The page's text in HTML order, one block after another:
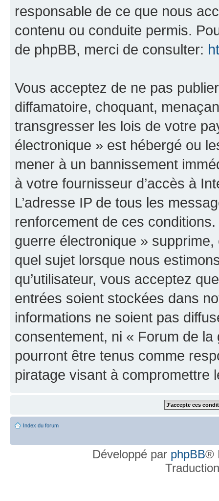
responsable de ce que nous
contenu ou conduite permis.
de phpBB, merci de consulter:
Vous acceptez de ne pas
diffamatoire, choquant,
transgresser les lois de votre
électronique » est hébergé ou
mener à un bannissement
à votre fournisseur d’accès à
L’adresse IP de tous les
renforcement de ces
guerre électronique »
quel sujet lorsque nous
qu’utilisateur, vous acceptez
entrées soient stockées dans
informations ne soient pas
consentement, ni « Forum de
pourront être tenus comme
piratage visant à compromettre
Index du forum
Développé par phpBB®